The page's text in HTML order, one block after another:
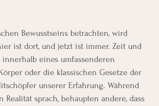
Bewusstseins betrachten, wird
ist dort, und jetzt ist immer. Zeit und
eines umfassenderen
oder die klassischen Gesetze der
unserer Erfahrung. Während
sprach, behaupten andere, dass